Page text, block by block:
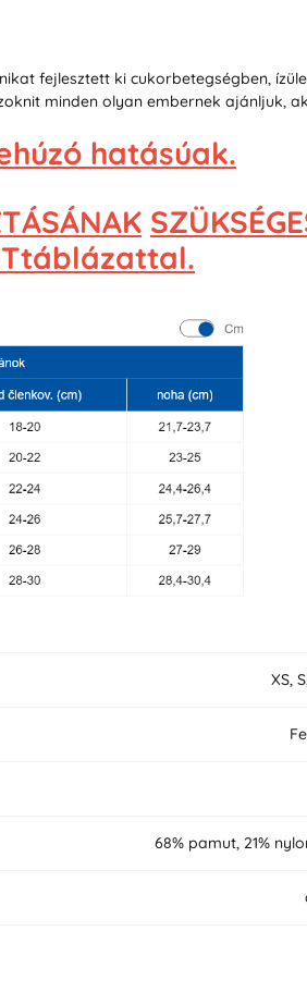
fejlesztett ki cukorbetegségben,
minden olyan embernek ajánljuk,
hatásúak.
XS,
68% pamut, 21%